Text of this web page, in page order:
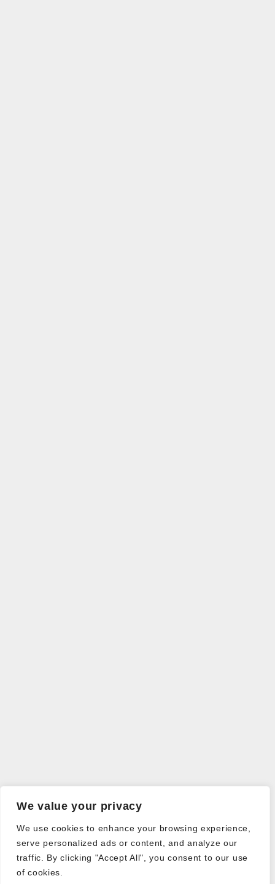
We value your privacy
We use cookies to enhance your browsing experience,
serve personalized ads or content, and analyze our
traffic. By clicking "Accept All", you consent to our use
of cookies.